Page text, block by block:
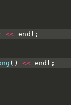
<< endl ;
( ) << endl ;